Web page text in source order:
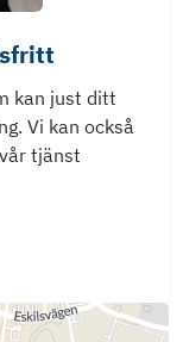
kan just ditt
Vi kan också
tjänst